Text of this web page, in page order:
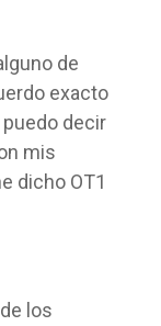
de
exacto
decir
mis
dicho OT1
los